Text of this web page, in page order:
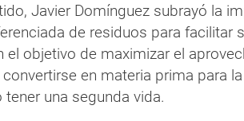
Javier Domínguez subrayó la
de residuos para facilitar
el objetivo de maximizar el
en materia prima para
una segunda vida.